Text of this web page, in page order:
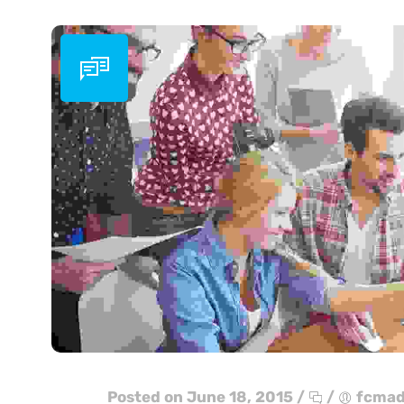
Posted on June 18, 2015 / /